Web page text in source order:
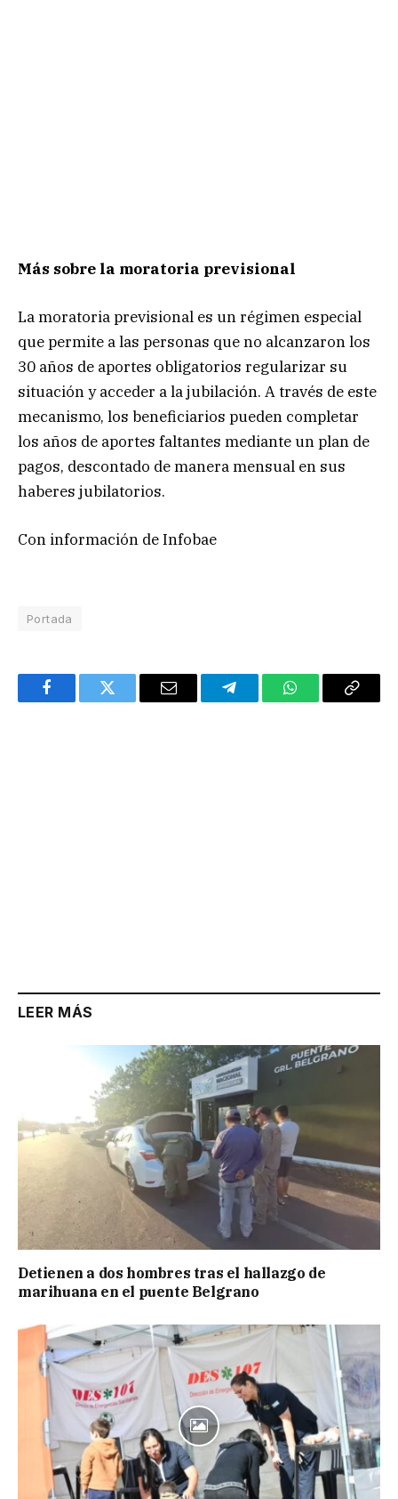
Más sobre la moratoria previsional
La moratoria previsional es un régimen especial
que permite a las personas que no alcanzaron los
30 años de aportes obligatorios regularizar su
situación y acceder a la jubilación. A través de este
mecanismo, los beneficiarios pueden completar
los años de aportes faltantes mediante un plan de
pagos, descontado de manera mensual en sus
haberes jubilatorios.
Con información de Infobae
Portada
FacebookTwitter Email TelegramWhatsAppCopy
LEER MÁS
Detienen a dos hombres tras el hallazgo de
marihuana en el puente Belgrano